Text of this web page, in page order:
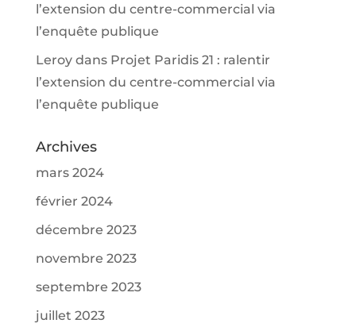
l’extension du centre-commercial via
l’enquête publique
Leroydans Projet Paridis 21 : ralentir
l’extension du centre-commercial via
l’enquête publique
Archives
mars 2024
février 2024
décembre 2023
novembre 2023
septembre 2023
juillet 2023